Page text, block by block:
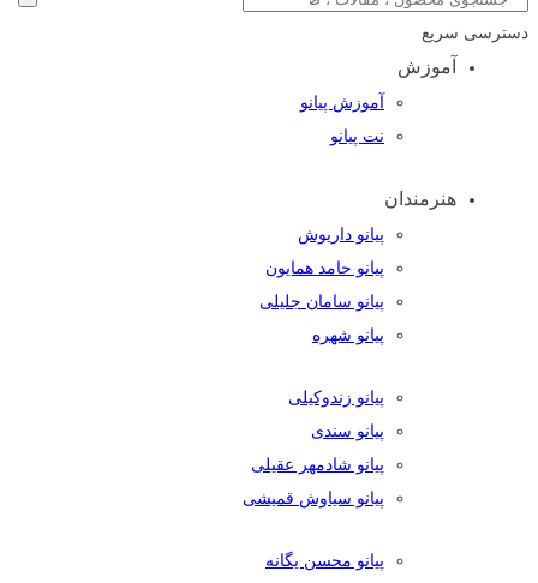
دسترسی سریع
آموزش
آموزش پیانو
نت پیانو
هنرمندان
پیانو داریوش
پیانو حامد همایون
پیانو سامان جلیلی
پیانو شهره
پیانو زندوکیلی
پیانو سندی
پیانو شادمهر عقیلی
پیانو سیاوش قمیشی
پیانو محسن یگانه